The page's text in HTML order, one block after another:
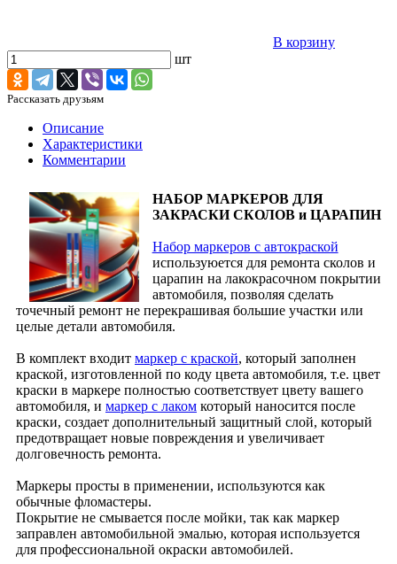
В корзину
шт
Рассказать друзьям
Описание
Характеристики
Комментарии
НАБОР МАРКЕРОВ ДЛЯ
ЗАКРАСКИ СКОЛОВ и ЦАРАПИН
Набор маркеров с автокраской
используюется для ремонта сколов и
царапин на лакокрасочном покрытии
автомобиля, позволяя сделать
точечный ремонт не перекрашивая большие участки или
целые детали автомобиля.
В комплект входит маркер с краской, который заполнен
краской, изготовленной по коду цвета автомобиля, т.е. цвет
краски в маркере полностью соответствует цвету вашего
автомобиля, и маркер с лаком который наносится после
краски, создает дополнительный защитный слой, который
предотвращает новые повреждения и увеличивает
долговечность ремонта.
Маркеры просты в применении, используются как
обычные фломастеры.
Покрытие не смывается после мойки, так как маркер
заправлен автомобильной эмалью, которая используется
для профессиональной окраски автомобилей.